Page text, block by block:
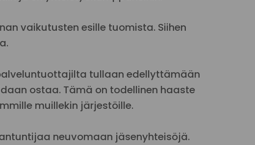
vaikutusten esille tuomista. Siihen
tullaan edellyttämään
ostaa. Tämä on todellinen haaste
muillekin järjestöille.
neuvomaan jäsenyhteisöjä.